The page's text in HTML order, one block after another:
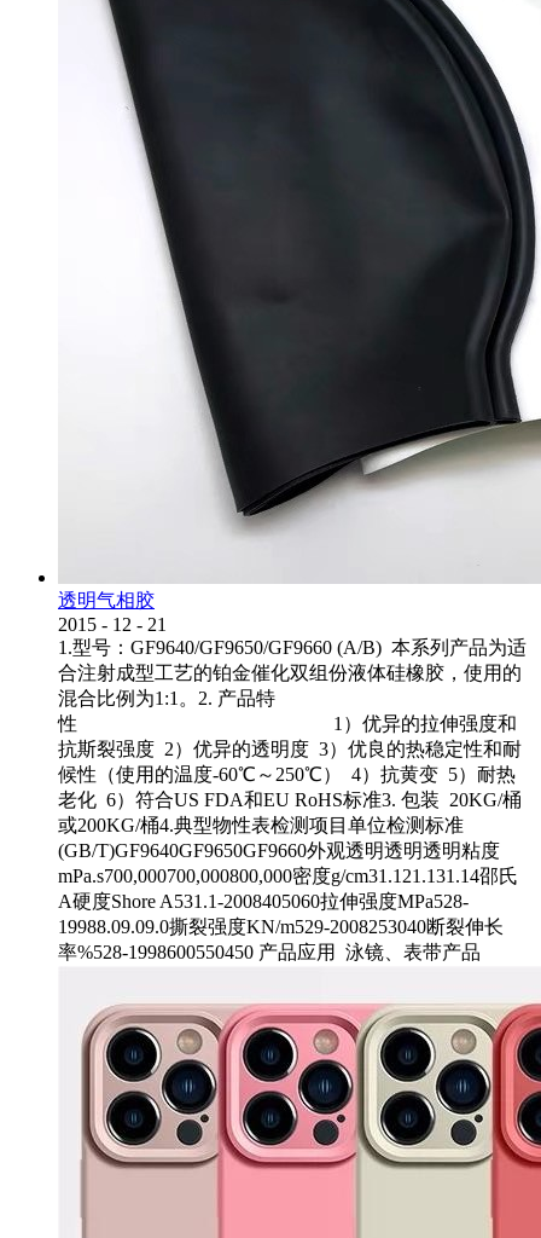
透明气相胶
2015 - 12 - 21
1.型号：GF9640/GF9650/GF9660 (A/B) 本系列产品为适
合注射成型工艺的铂金催化双组份液体硅橡胶，使用的
混合比例为1:1。2. 产品特
性 1）优异的拉伸强度和
抗斯裂强度 2）优异的透明度 3）优良的热稳定性和耐
候性（使用的温度-60℃～250℃） 4）抗黄变 5）耐热
老化 6）符合US FDA和EU RoHS标准3. 包装 20KG/桶
或200KG/桶4.典型物性表检测项目单位检测标准
(GB/T)GF9640GF9650GF9660外观透明透明透明粘度
mPa.s700,000700,000800,000密度g/cm31.121.131.14邵氏
A硬度Shore A531.1-2008405060拉伸强度MPa528-
19988.09.09.0撕裂强度KN/m529-2008253040断裂伸长
率%528-1998600550450 产品应用 泳镜、表带产品